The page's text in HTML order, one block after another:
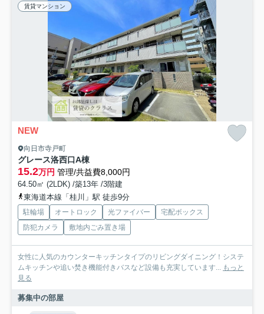
賃貸マンション
NEW
向日市寺戸町
グレース洛西口A棟
15.2万円 管理/共益費8,000円
64.50㎡ (2LDK) /築13年 /3階建
東海道本線「桂川」駅 徒歩9分
駐輪場 オートロック 光ファイバー
宅配ボックス
防犯カメラ
敷地内ごみ置き場
女性に人気のカウンターキッチンタイプのリビングダイニング！システ
ムキッチンや追い焚き機能付きバスなど設備も充実しています...
もっと
見る
募集中の部屋